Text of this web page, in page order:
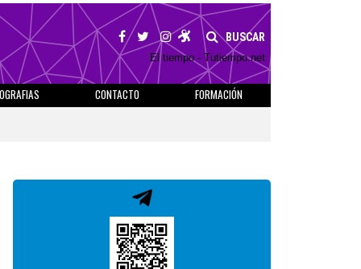
BUSCAR
El tiempo - Tutiempo.net
CONTACTO FORMACIÓN